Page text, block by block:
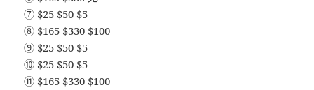
⑦ $25 $50 $5
⑧ $165 $330 $100
⑨ $25 $50 $5
⑩ $25 $50 $5
⑪ $165 $330 $100